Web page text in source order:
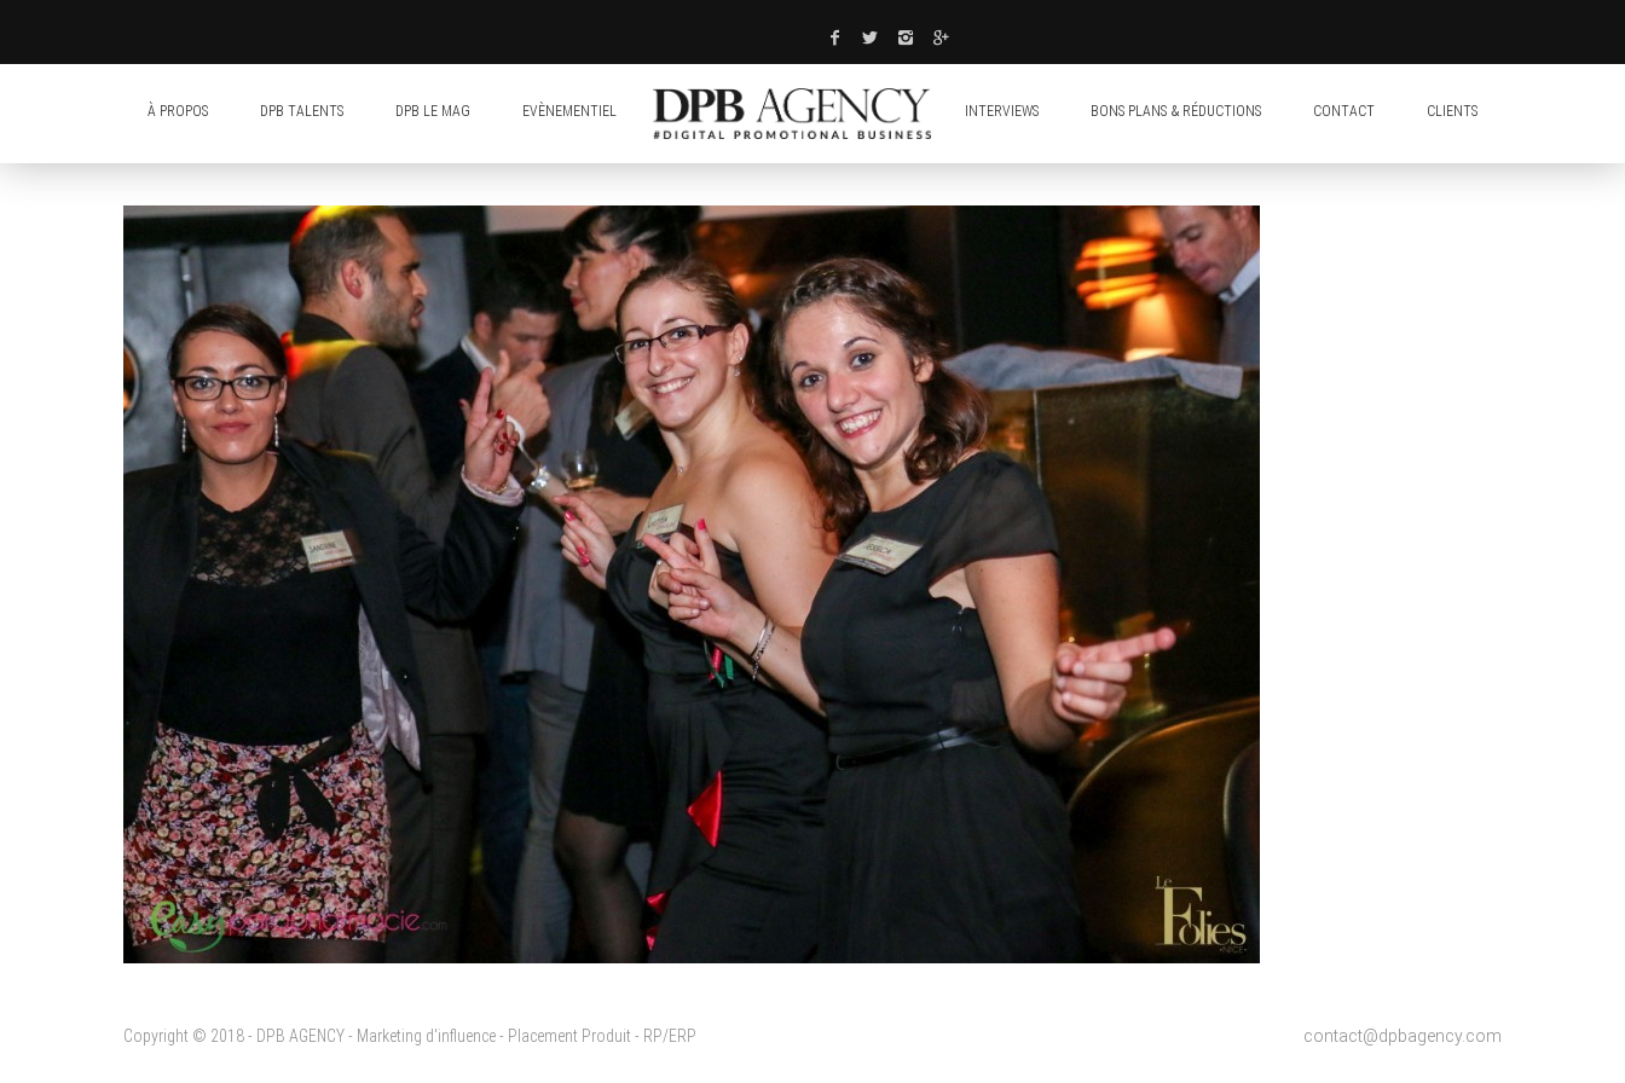
À PROPOS DPB TALENTS DPB LE MAG EVÈNEMENTIEL INTERVIEWS BONS PLANS & RÉDUCTIONS CONTACT CLIENTS
Copyright © 2018 - DPB AGENCY - Marketing d'influence - Placement Produit - RP/ERP contact@dpbagency.com